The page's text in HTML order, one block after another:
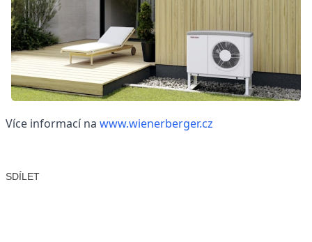
Více informací na www.wienerberger.cz
SDÍLET